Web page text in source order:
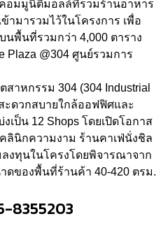
คอมมูนิตี้มอลล์ที่รวมร้านอาหาร
ามารวมไว้ในโครงการ เพื่อ
พื้นที่รวมกว่า 4,000 ตาราง
Plaza @304 ศูนย์รวมการ
าหกรรม 304 (304 Industrial
ะดวกสบายใกล้ออฟฟิศและ
ป็น 12 Shops โดยเปิดโอกาส
ลินิกความงาม ร้านคาเฟ่นั่งชิล
งทุนในโครงโดยพิจารณาจาก
ดของพื้นที่ร้านค้า 40-420 ตรม.
8355203